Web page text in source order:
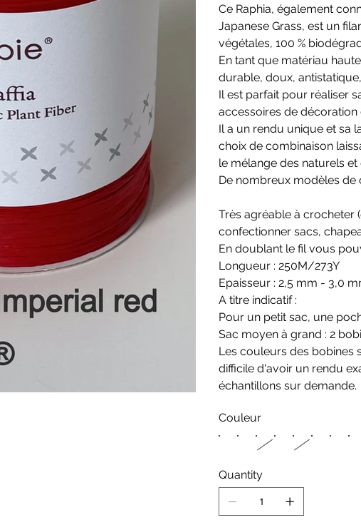
Ce Raphia, également
Japanese Grass, est un
végétales, 100 %
En tant que matériau
durable, doux,
Il est parfait pour réaliser
accessoires de décoration
Il a un rendu unique et sa
choix de combinaison
le mélange des naturels
De nombreux modèles de
Très agréable à crocheter
confectionner sacs,
En doublant le fil vous
Longueur : 250M/273Y
Epaisseur : 2,5 mm - 3,0
A titre indicatif :
Pour un petit sac, une
Sac moyen à grand : 2
Les couleurs des bobines
difficile d'avoir un rendu
échantillons sur demande.
Couleur
Quantity